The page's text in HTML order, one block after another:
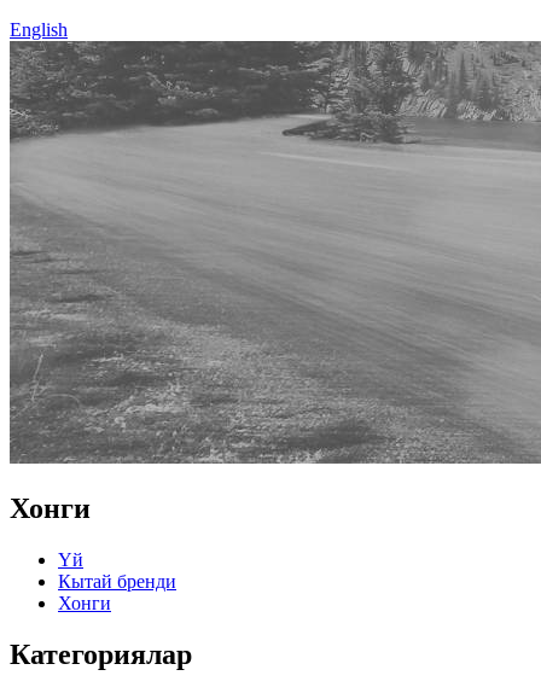
English
Хонги
Үй
Кытай бренди
Хонги
Категориялар